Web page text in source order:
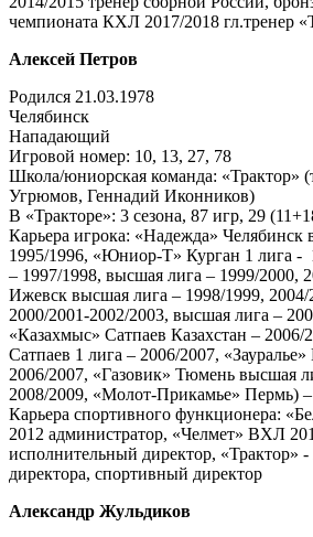
чемпионата КХЛ 2017/2018 гл.тренер
Алексей Петров
Родился 21.03.1978
Челябинск
Нападающий
Игровой номер: 10, 13, 27, 78
Школа/юниорская команда: «Трактор»
Угрюмов, Геннадий Иконников)
В «Тракторе»: 3 сезона, 87 игр, 29
Карьера игрока: «Надежда» Челябинск
1995/1996, «Юниор-Т» Курган 1 лига -
– 1997/1998, высшая лига – 1999/2000,
Ижевск высшая лига – 1998/1999,
2000/2001-2002/2003, высшая лига –
«Казахмыс» Сатпаев Казахстан – 2006/
Сатпаев 1 лига – 2006/2007,
2006/2007, «Газовик» Тюмень высшая
2008/2009, «Молот-Прикамье» Пермь)
Карьера спортивного функционера:
2012 администратор, «Челмет» ВХЛ
исполнительный директор, «Трактор» -
директора, спортивный директор
Александр Жульдиков